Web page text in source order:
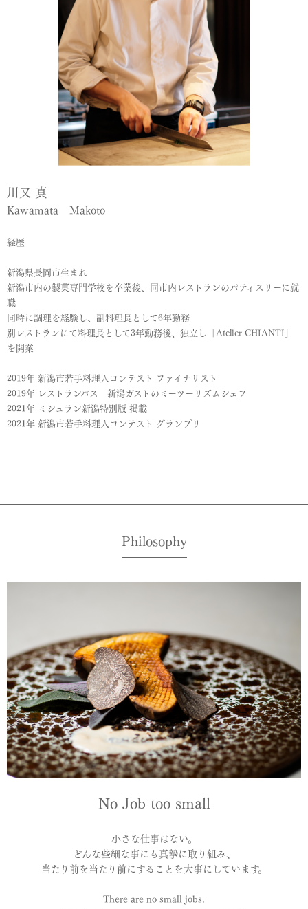
川又 真
Kawamata Makoto
経歴
新潟県長岡市生まれ
新潟市内の製菓専門学校を卒業後、同市内レストランのパティスリーに就
職
同時に調理を経験し、副料理長として6年勤務
別レストランにて料理長として3年勤務後、独立し「Atelier CHIANTI」
を開業
2019年 新潟市若手料理人コンテスト ファイナリスト
2019年 レストランバス 新潟ガストのミーツーリズムシェフ
2021年 ミシュラン新潟特別版 掲載
2021年 新潟市若手料理人コンテスト グランプリ
Philosophy
No Job too small
小さな仕事はない。
どんな些細な事にも真摯に取り組み、
当たり前を当たり前にすることを大事にしています。
There are no small jobs.